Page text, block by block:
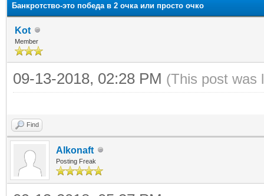
Банкротство-это победа в 2 очка или просто очко
Kot
Member
09-13-2018, 02:28 PM (This post was
Find
Alkonaft
Posting Freak